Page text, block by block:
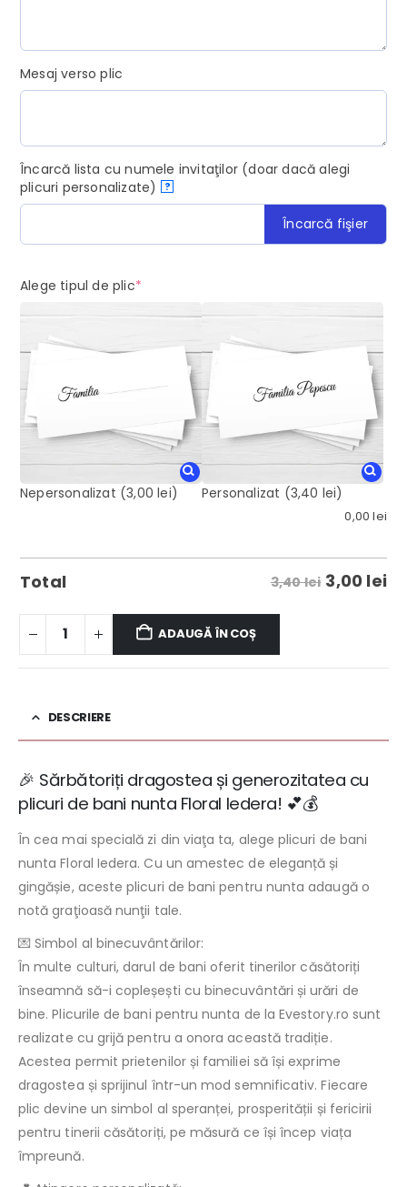
Mesaj verso plic
Încarcă lista cu numele invitaţilor (doar dacă alegi
plicuri personalizate)
?
Încarcă fişier
Alege tipul de plic*(required)
Nepersonalizat (3,00 lei) Personalizat (3,40 lei)
0,00lei
Total 3,40 lei 3,00 lei
ADAUGĂ ÎN COȘ
DESCRIERE
🎉 Sărbătoriți dragostea și generozitatea cu
plicuri de bani nunta Floral Iedera! 💕💰
În cea mai specială zi din viaţa ta, alege plicuri de bani
nunta Floral Iedera. Cu un amestec de eleganță și
gingășie, aceste plicuri de bani pentru nunta adaugă o
notă graţioasă nunţii tale.
💌 Simbol al binecuvântărilor:
În multe culturi, darul de bani oferit tinerilor căsătoriți
înseamnă să-i copleșești cu binecuvântări și urări de
bine. Plicurile de bani pentru nunta de la Evestory.ro sunt
realizate cu grijă pentru a onora această tradiție.
Acestea permit prietenilor și familiei să își exprime
dragostea și sprijinul într-un mod semnificativ. Fiecare
plic devine un simbol al speranței, prosperității și fericirii
pentru tinerii căsătoriți, pe măsură ce își încep viața
împreună.